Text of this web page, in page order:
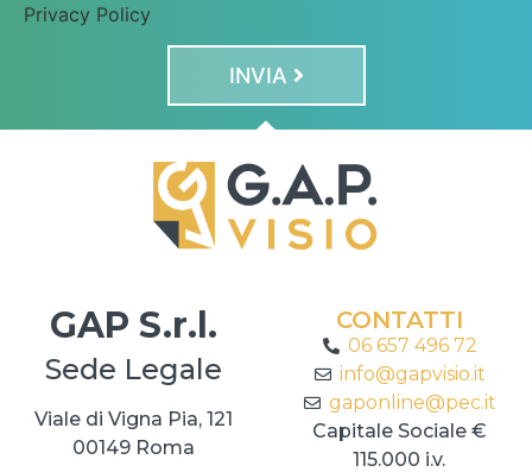
Privacy Policy
INVIA
GAP S.r.l.
Sede Legale
Viale di Vigna Pia, 121
00149 Roma
CONTATTI
06 657 496 72
info@gapvisio.it
gaponline@pec.it
Capitale Sociale €
115.000 i.v.